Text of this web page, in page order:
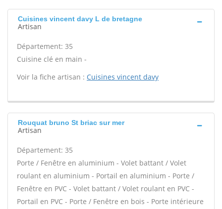
Cuisines vincent davy L de bretagne
Artisan
Département: 35
Cuisine clé en main -
Voir la fiche artisan : Cuisines vincent davy
Rouquat bruno St briac sur mer
Artisan
Département: 35
Porte / Fenêtre en aluminium - Volet battant / Volet
roulant en aluminium - Portail en aluminium - Porte /
Fenêtre en PVC - Volet battant / Volet roulant en PVC -
Portail en PVC - Porte / Fenêtre en bois - Porte intérieure